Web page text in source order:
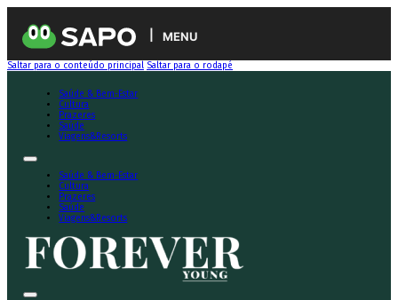
MENU
Saltar para o conteúdo principal Saltar para o rodapé
Saúde & Bem-Estar
Cultura
Prazeres
Saúde
Viagens&Resorts
Saúde & Bem-Estar
Cultura
Prazeres
Saúde
Viagens&Resorts